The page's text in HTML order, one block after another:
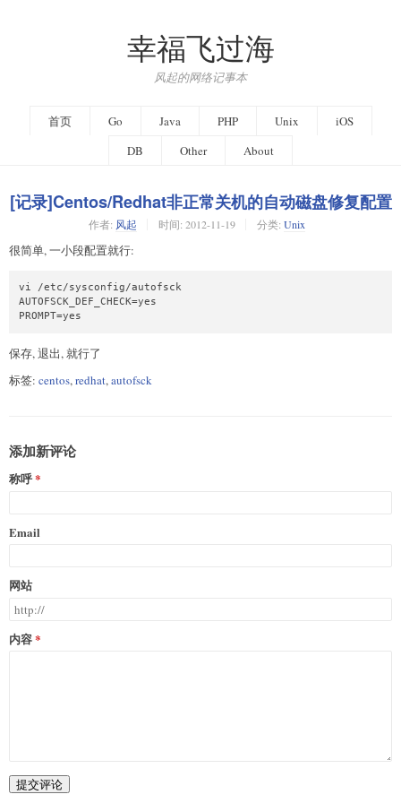
幸福飞过海
风起的网络记事本
首页 Go Java PHP Unix
iOS
DB
Other About
[记录]Centos/Redhat非正常关机的自动磁盘修复配置
作者: 风起 时间: 2012-11-19 分类: Unix
很简单, 一小段配置就行:
vi /etc/sysconfig/autofsck
AUTOFSCK_DEF_CHECK=yes
保存, 退出, 就行了
标签: centos,redhat,autofsck
添加新评论
称呼
Email
网站
内容
提交评论